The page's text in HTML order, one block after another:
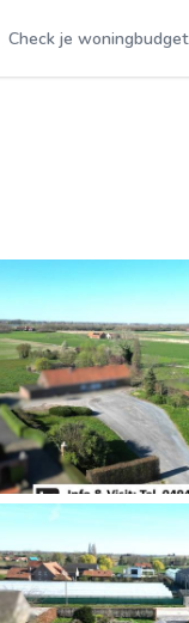
Check je woningbudget